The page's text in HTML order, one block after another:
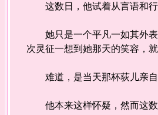
这数日，他试着从言语和行
她只是一个平凡一如其外表
次灵征一想到她那天的笑容，就
难道，是当天那杯荻儿亲自
他本来这样怀疑，然而这数